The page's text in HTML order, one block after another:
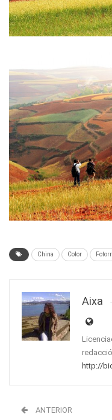
China Color
Aixa
http://
ANTERIOR